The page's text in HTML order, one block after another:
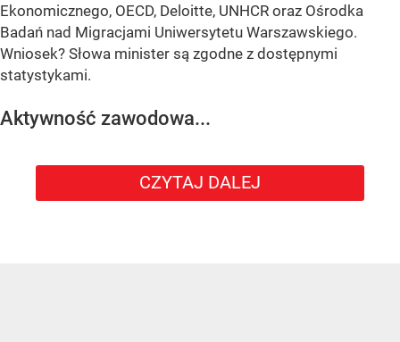
Ekonomicznego, OECD, Deloitte, UNHCR oraz Ośrodka
Badań nad Migracjami Uniwersytetu Warszawskiego.
Wniosek? Słowa minister są zgodne z dostępnymi
statystykami.
Aktywność zawodowa...
CZYTAJ DALEJ